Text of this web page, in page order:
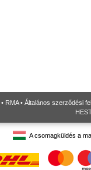
• RMA• Általános szerződési
A csomagküldés a